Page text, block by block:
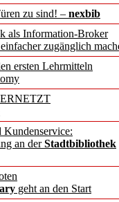
zu sind! – nexbib
als Information-Broker
zugänglich
ersten Lehrmitteln
Kundenservice:
an derStadtbibliothek
geht an den Start
für
in
neu